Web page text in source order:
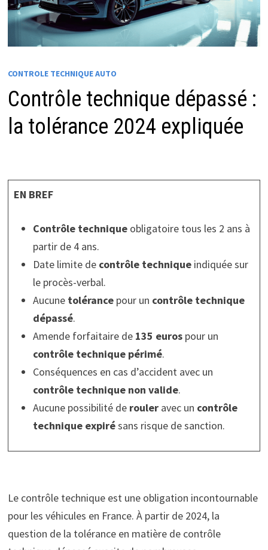
CONTROLE TECHNIQUE AUTO
Contrôle technique dépassé :
la tolérance 2024 expliquée
EN BREF
Contrôle techniqueobligatoire tous les 2 ans à
partir de 4 ans.
Date limite de contrôle techniqueindiquée sur
le procès-verbal.
Aucune tolérancepour un contrôle technique
dépassé.
Amende forfaitaire de 135 eurospour un
contrôle technique périmé.
Conséquences en cas d’accident avec un
contrôle technique non valide.
Aucune possibilité de rouleravec un contrôle
technique expirésans risque de sanction.
Le contrôle technique est une obligation incontournable
pour les véhicules en France. À partir de 2024, la
question de la tolérance en matière de contrôle